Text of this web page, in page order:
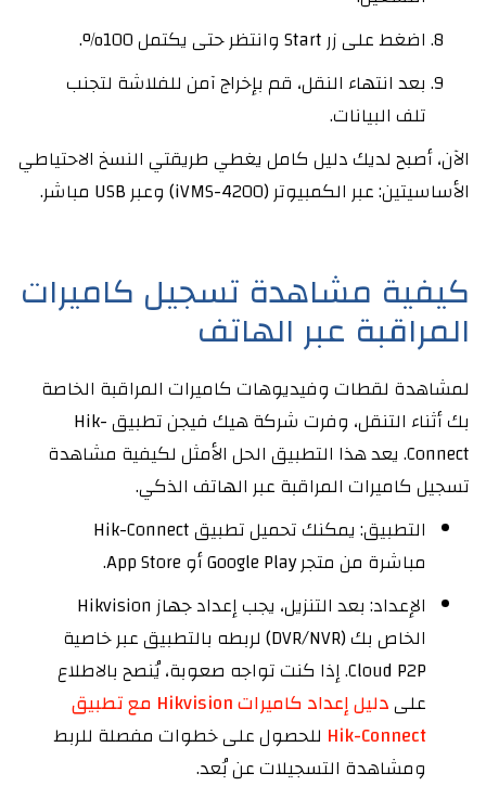
اضغط على زر Start وانتظر حتى يكتمل 100%.
بعد انتهاء النقل، قم بإخراج آمن للفلاشة لتجنب
تلف البيانات.
الآن، أصبح لديك دليل كامل يغطي طريقتي النسخ الاحتياطي
الأساسيتين: عبر الكمبيوتر (iVMS-4200) وعبر USB مباشر.
كيفية مشاهدة تسجيل كاميرات
المراقبة عبر الهاتف
لمشاهدة لقطات وفيديوهات كاميرات المراقبة الخاصة
بك أثناء التنقل، وفرت شركة هيك فيجن تطبيق Hik-
Connect. يعد هذا التطبيق الحل الأمثل لكيفية مشاهدة
تسجيل كاميرات المراقبة عبر الهاتف الذكي.
التطبيق: يمكنك تحميل تطبيق Hik-Connect
مباشرة من متجر Google Play أو App Store.
الإعداد: بعد التنزيل، يجب إعداد جهاز Hikvision
الخاص بك (DVR/NVR) لربطه بالتطبيق عبر خاصية
Cloud P2P. إذا كنت تواجه صعوبة، يُنصح بالاطلاع
على
دليل إعداد كاميرات Hikvision مع تطبيق
Hik-Connect للحصول على خطوات مفصلة للربط
ومشاهدة التسجيلات عن بُعد.